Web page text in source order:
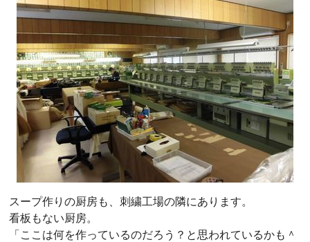
スープ作りの厨房も、刺繍工場の隣にあります。
看板もない厨房。
「ここは何を作っているのだろう？と思われているかも＾